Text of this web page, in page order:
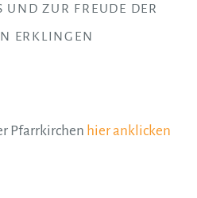
UND ZUR FREUDE DER
ERKLINGEN
Pfarrkirchen hier anklicken